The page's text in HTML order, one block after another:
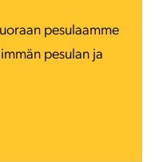
pesulaamme
pesulan ja